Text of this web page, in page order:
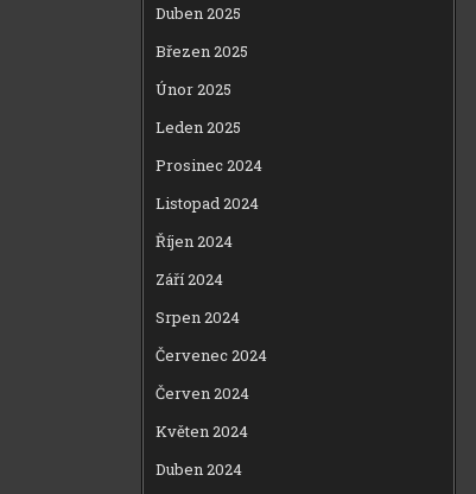
Duben 2025
Březen 2025
Únor 2025
Leden 2025
Prosinec 2024
Listopad 2024
Říjen 2024
Září 2024
Srpen 2024
Červenec 2024
Červen 2024
Květen 2024
Duben 2024